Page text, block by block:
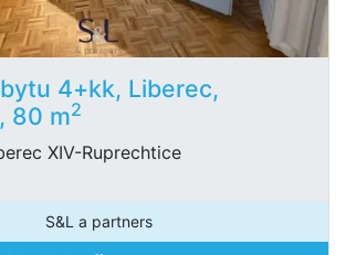
4+kk, Liberec,
80 m2
XIV-Ruprechtice
S&L a partners